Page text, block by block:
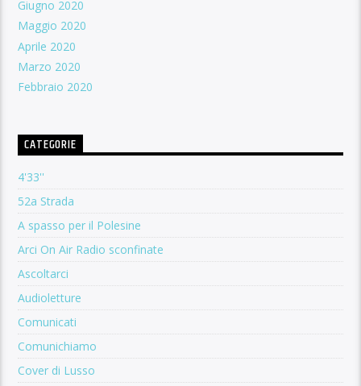
Giugno 2020
Maggio 2020
Aprile 2020
Marzo 2020
Febbraio 2020
CATEGORIE
4'33''
52a Strada
A spasso per il Polesine
Arci On Air Radio sconfinate
Ascoltarci
Audioletture
Comunicati
Comunichiamo
Cover di Lusso